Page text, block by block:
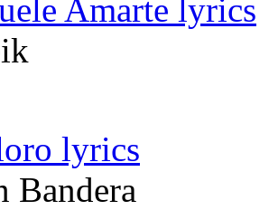
Amarte lyrics
lyrics
Bandera